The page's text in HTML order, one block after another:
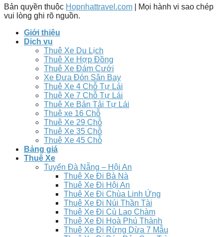
Bản quyền thuộc Hopnhattravel.com | Mọi hành vi sao chép
vui lòng ghi rõ nguồn.
Giới thiệu
Dịch vụ
Thuê Xe Du Lịch
Thuê Xe Hợp Đồng
Thuê Xe Đám Cưới
Xe Đưa Đón Sân Bay
Thuê Xe 4 Chỗ Tự Lái
Thuê Xe 7 Chỗ Tự Lái
Thuê Xe Bản Tải Tự Lái
Thuê xe 16 Chỗ
Thuê Xe 29 Chỗ
Thuê Xe 35 Chỗ
Thuê Xe 45 Chỗ
Bảng giá
Thuê Xe
Tuyến Đà Nẵng – Hội An
Thuê Xe Đi Bà Nà
Thuê Xe Đi Hội An
Thuê Xe Đi Chùa Linh Ứng
Thuê Xe Đi Núi Thần Tài
Thuê Xe Đi Cù Lao Chàm
Thuê Xe Đi Hoà Phú Thành
Thuê Xe Đi Rừng Dừa 7 Mẫu